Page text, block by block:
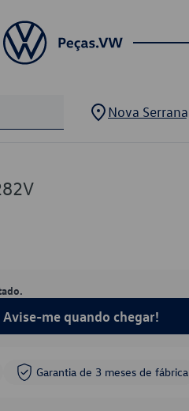
Nova Serrana
Avise-me quando chegar!
Garantia de 3 meses de fábrica